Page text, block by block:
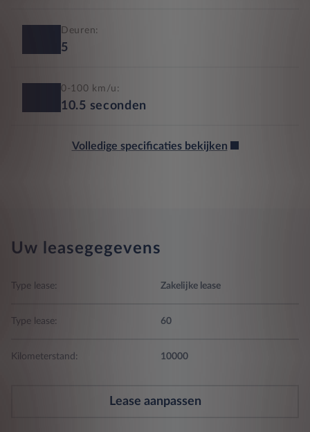
Deuren:
5
0-100 km/u:
10.5 seconden
Volledige specificaties bekijken
Uw leasegegevens
Type lease: Zakelijke lease
Type lease: 60
Kilometerstand: 10000
Lease aanpassen